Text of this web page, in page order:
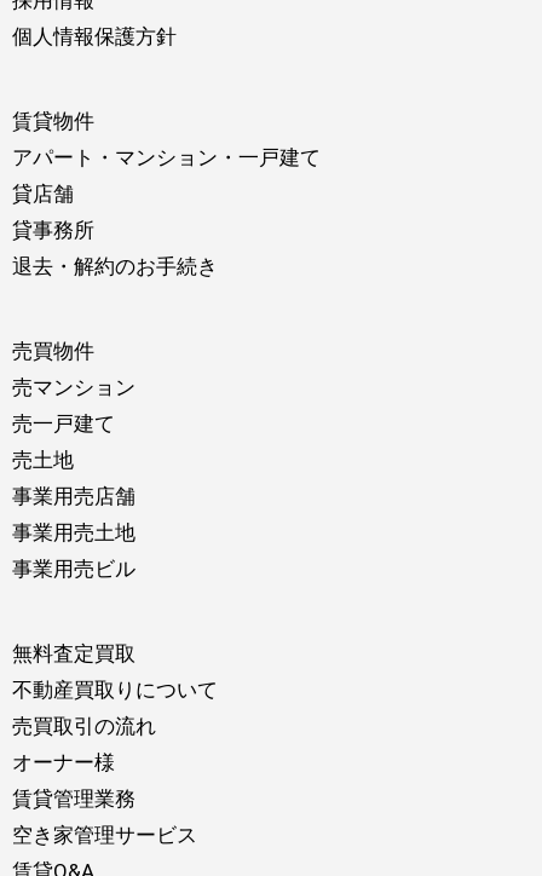
個人情報保護方針
賃貸物件
アパート・マンション・一戸建て
貸店舗
貸事務所
退去・解約のお手続き
売買物件
売マンション
売一戸建て
売土地
事業用売店舗
事業用売土地
事業用売ビル
無料査定買取
不動産買取りについて
売買取引の流れ
オーナー様
賃貸管理業務
空き家管理サービス